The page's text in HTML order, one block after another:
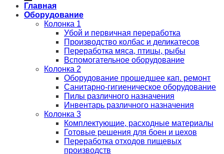
Главная
Оборудование
Колонка 1
Убой и первичная переработка
Производство колбас и деликатесов
Переработка мяса, птицы, рыбы
Вспомогательное оборудование
Колонка 2
Оборудование прошедшее кап. ремонт
Санитарно-гигиеническое оборудование
Пилы различного назначения
Инвентарь различного назначения
Колонка 3
Комплектующие, расходные материалы
Готовые решения для боен и цехов
Переработка отходов пищевых
производств